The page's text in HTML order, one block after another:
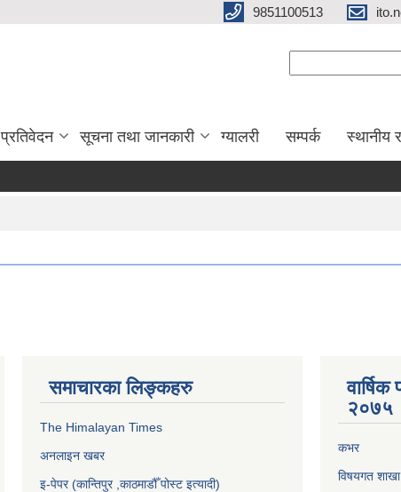
9851100513
प्रतिवेदन सूचना तथा जानकारी ग्यालरी सम्पर्क स्थानीय
समाचारका लिङ्कहरु
The Himalayan Times
अनलाइन खबर
इ-पेपर (कान्तिपुर ,काठमाडौँ पोस्ट इत्यादी)
२०७५
कभर
विषयगत शाखा